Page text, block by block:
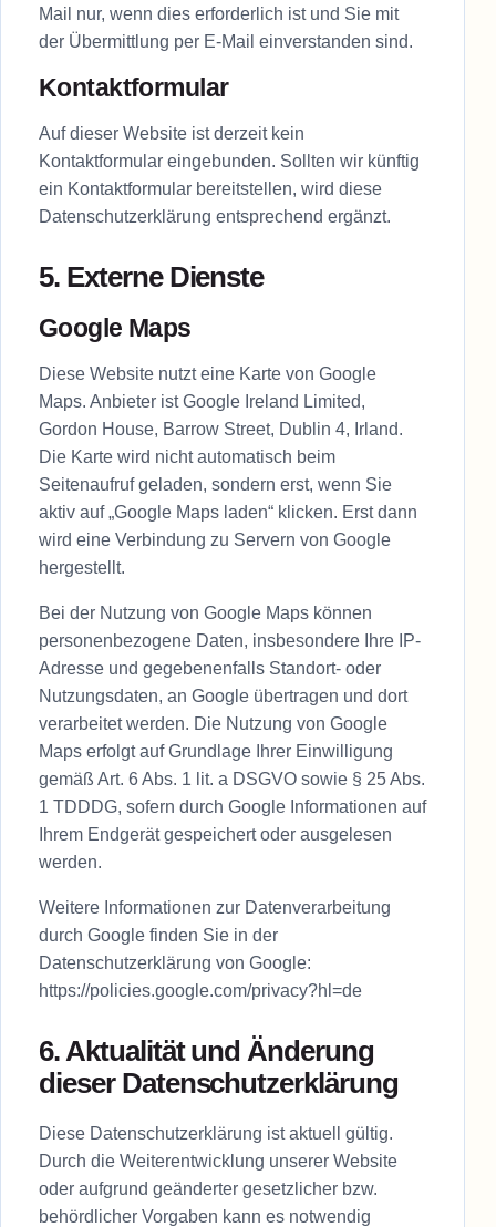
Mail nur, wenn dies erforderlich ist und Sie mit
der Übermittlung per E-Mail einverstanden sind.
Kontaktformular
Auf dieser Website ist derzeit kein
Kontaktformular eingebunden. Sollten wir künftig
ein Kontaktformular bereitstellen, wird diese
Datenschutzerklärung entsprechend ergänzt.
5. Externe Dienste
Google Maps
Diese Website nutzt eine Karte von Google
Maps. Anbieter ist Google Ireland Limited,
Gordon House, Barrow Street, Dublin 4, Irland.
Die Karte wird nicht automatisch beim
Seitenaufruf geladen, sondern erst, wenn Sie
aktiv auf „Google Maps laden“ klicken. Erst dann
wird eine Verbindung zu Servern von Google
hergestellt.
Bei der Nutzung von Google Maps können
personenbezogene Daten, insbesondere Ihre IP-
Adresse und gegebenenfalls Standort- oder
Nutzungsdaten, an Google übertragen und dort
verarbeitet werden. Die Nutzung von Google
Maps erfolgt auf Grundlage Ihrer Einwilligung
gemäß Art. 6 Abs. 1 lit. a DSGVO sowie § 25 Abs.
1 TDDDG, sofern durch Google Informationen auf
Ihrem Endgerät gespeichert oder ausgelesen
werden.
Weitere Informationen zur Datenverarbeitung
durch Google finden Sie in der
Datenschutzerklärung von Google:
https://policies.google.com/privacy?hl=de
6. Aktualität und Änderung
dieser Datenschutzerklärung
Diese Datenschutzerklärung ist aktuell gültig.
Durch die Weiterentwicklung unserer Website
oder aufgrund geänderter gesetzlicher bzw.
behördlicher Vorgaben kann es notwendig